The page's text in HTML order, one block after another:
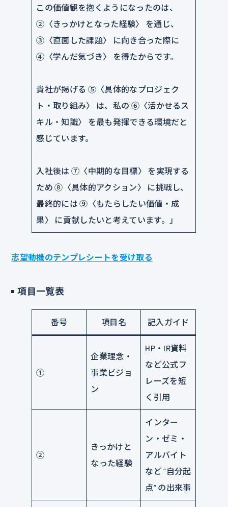
この価値観を抱くようになったのは、
②〈きっかけとなった経験〉 を通じ、
③〈直面した課題〉 に向き合った際に
④〈学んだ気づき〉 を得たからです。
貴社が掲げる ⑤〈具体的なプロジェク
ト・取り組み〉 は、私の ⑥〈活かせるス
キル・知識〉 を最も発揮できる環境だと
感じています。
入社後は ⑦〈中期的な目標〉 を実現する
ため ⑧〈具体的アクション〉 に挑戦し、
最終的には ⑨〈もたらしたい価値・成
果〉 に貢献したいと考えています。」
志望動機のテンプレシートを受け取る
項目一覧表
番号 項目名 記入ガイド
①
企業理念・
事業ビジョ
ン
HP・IR資料
など公式フ
レーズを短
く引用
②
きっかけと
なった経験
インター
ン・ゼミ・
アルバイト
など “自分起
点” の出来事